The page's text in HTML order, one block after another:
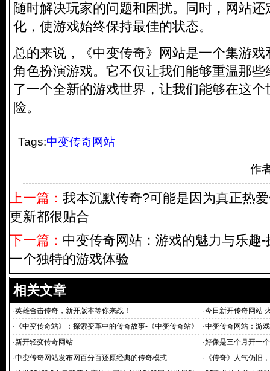
随时解决玩家的问题和困扰。同时，网站
化，使游戏始终保持最佳的状态。
总的来说，《中变传奇》网站是一个集游
角色扮演游戏。它不仅让我们能够重温那
了一个全新的游戏世界，让我们能够在这
险。
Tags:中变传奇网站
作
上一篇： 我本沉默传奇?可能是因为真正热
更新都很贴合
下一篇： 中变传奇网站：游戏的魅力与乐趣
一个独特的游戏体验
相关文章
·英雄合击传奇，新开版本等你来战！ ·今日新开传奇网站
· 《中变传奇站》：探索变革中的传奇故事-《中变传奇站》
背后的深度洞察与独特视角
·中变传奇网站：游
个独特的游戏体验
·新开轻变传奇网站 ·好像是三个月开一
·中变传奇网站发布网百分百还原经典的传奇模式 · 《传奇》人气仍旧